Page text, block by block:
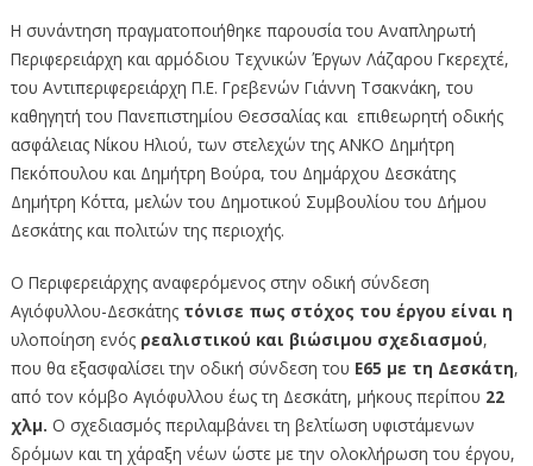
Η συνάντηση πραγματοποιήθηκε παρουσία του Αναπληρωτή
Περιφερειάρχη και αρμόδιου Τεχνικών Έργων Λάζαρου Γκερεχτέ,
του Αντιπεριφερειάρχη Π.Ε. Γρεβενών Γιάννη Τσακνάκη, του
καθηγητή του Πανεπιστημίου Θεσσαλίας και επιθεωρητή οδικής
ασφάλειας Νίκου Ηλιού, των στελεχών της ΑΝΚΟ Δημήτρη
Πεκόπουλου και Δημήτρη Βούρα, του Δημάρχου Δεσκάτης
Δημήτρη Κόττα, μελών του Δημοτικού Συμβουλίου του Δήμου
Δεσκάτης και πολιτών της περιοχής.
Ο Περιφερειάρχης αναφερόμενος στην οδική σύνδεση
Αγιόφυλλου-Δεσκάτης τόνισε πως στόχος του έργου είναι η
υλοποίηση ενός ρεαλιστικού και βιώσιμου σχεδιασμού,
που θα εξασφαλίσει την οδική σύνδεση του Ε65 με τη Δεσκάτη,
από τον κόμβο Αγιόφυλλου έως τη Δεσκάτη, μήκους περίπου 22
χλμ. Ο σχεδιασμός περιλαμβάνει τη βελτίωση υφιστάμενων
δρόμων και τη χάραξη νέων ώστε με την ολοκλήρωση του έργου,